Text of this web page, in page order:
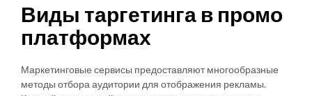
Виды таргетинга в промо
платформах
Маркетинговые сервисы предоставляют многообразные
методы отбора аудитории для отображения рекламы.